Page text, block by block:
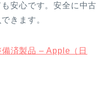
安心です。安全に中古
きます。
済製品 – Apple（日